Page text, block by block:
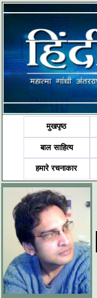
मुखपृष्ठ
बाल साहित्य
हमारे रचनाकार